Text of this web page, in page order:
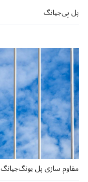
پل بِی‌جیانگ
مقاوم سازی پل یونگ‌جیانگ